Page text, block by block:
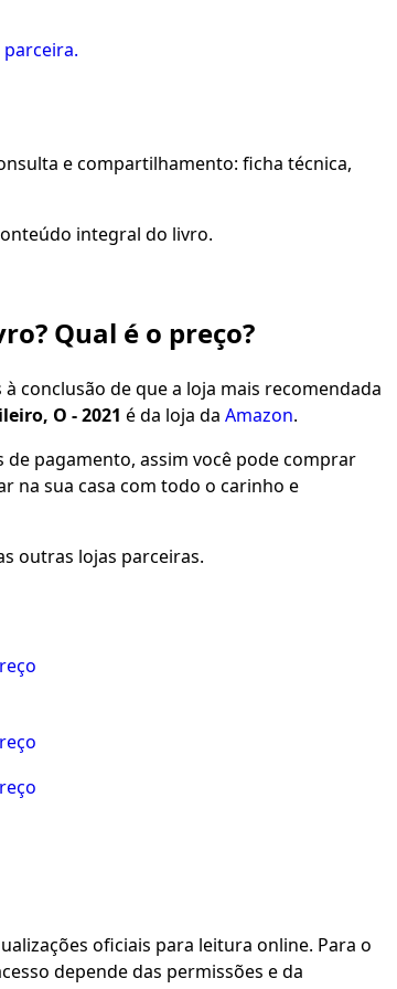
e compartilhamento: ficha técnica,
integral do livro.
Qual é o preço?
conclusão de que a loja mais recomendada
O - 2021 é da loja da Amazon.
pagamento, assim você pode comprar
na sua casa com todo o carinho e
outras lojas parceiras.
oficiais para leitura online. Para o
depende das permissões e da